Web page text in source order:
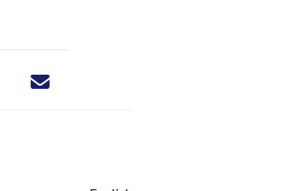
Deel dit nieuwsbericht via X - U verlaat
Deel dit nieuwsbericht via Facebook - U
Deel dit nieuwsbericht via e-mail
Deel dit nieuwsbericht via LinkedIn - U